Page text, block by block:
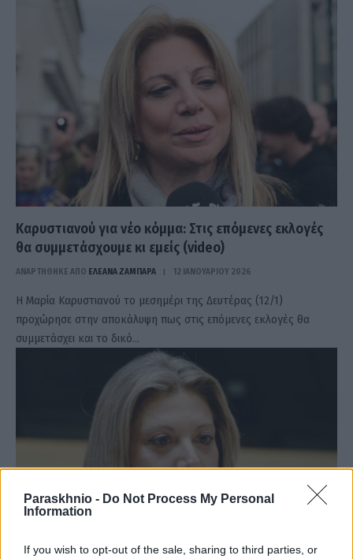
Paraskhnio - Do Not Process My Personal
Information
If you wish to opt-out of the sale, sharing to third parties, or
Καρυστιανού για νέο κόμμα: Στις επόμενες εκλογές
θα συμμετάσχουμε κι εμείς (video)
ΑΝΑΡΤΗΘΗΚΕ ΑΠΟ ΕΛΕΑΝΑ ΖΑΜΠΑΡΑ 12 ΙΑΝΟΥΑΡΊΟΥ 2026
Η Μαρία Καρυστιανού το μεσημέρι της Δευτέρας (12/1)
προχώρησε στην αποκάλυψη πως στις επόμενες εκλογές θα
συμμετάσχει και το δικό…